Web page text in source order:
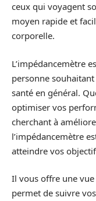
ceux qui voyagent
moyen rapide et
corporelle.
L’impédancemètre
personne
santé en général.
optimiser vos
cherchant à
l’impédancemètre
atteindre vos
Il vous offre une vue
permet de suivre